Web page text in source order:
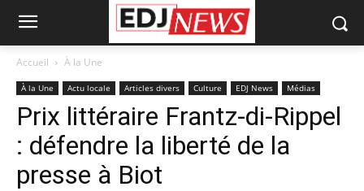
Accueil À la Une
À la Une Actu locale Articles divers Culture EDJ News Médias
Prix littéraire Frantz-di-Rippel
: défendre la liberté de la
presse à Biot